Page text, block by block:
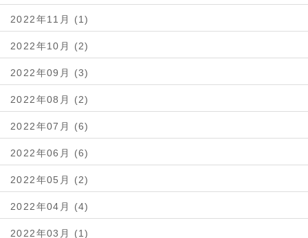
2022年11月 (1)
2022年10月 (2)
2022年09月 (3)
2022年08月 (2)
2022年07月 (6)
2022年06月 (6)
2022年05月 (2)
2022年04月 (4)
2022年03月 (1)